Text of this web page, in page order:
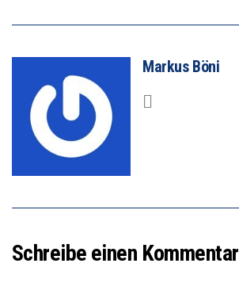
Markus Böni
Schreibe einen Kommentar